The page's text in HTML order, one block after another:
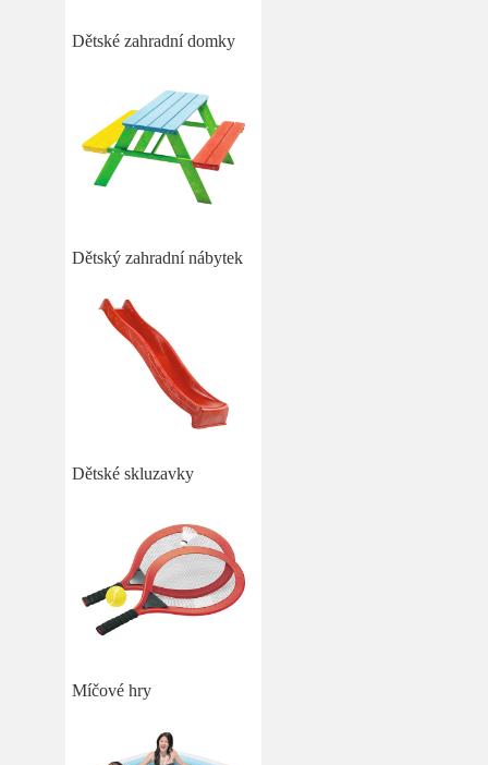
Dětské zahradní domky
Dětský zahradní nábytek
Dětské skluzavky
Míčové hry